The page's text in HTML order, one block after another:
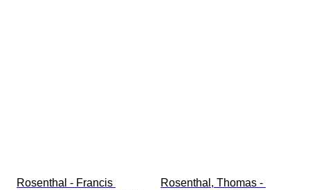
Rosenthal - Francis
Rosenthal, Thomas -